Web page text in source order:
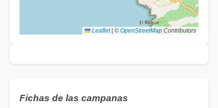
Leaflet © OpenStreetMap Contributors
Fichas de las campanas